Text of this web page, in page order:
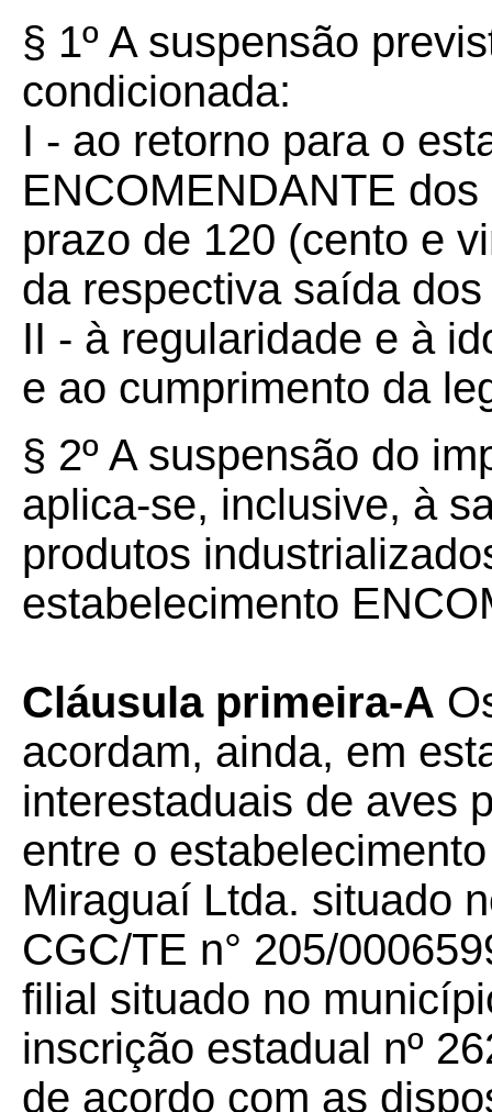
§ 1º A suspensão
condicionada:
I - ao retorno para o
ENCOMENDANTE
prazo de 120 (cento e
da respectiva saída
II - à regularidade e à
e ao cumprimento da
§ 2º A suspensão do
aplica-se, inclusive, à
produtos
estabelecimento
Cláusula primeira-A
acordam, ainda, em
interestaduais de aves
entre o
Miraguaí Ltda. situado
CGC/TE n° 205/
filial situado no
inscrição estadual nº
de acordo com as